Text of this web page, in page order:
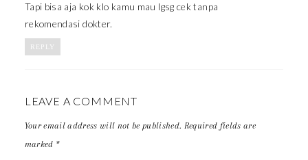
Tapi bisa aja kok klo kamu mau lgsg cek tanpa
rekomendasi dokter.
REPLY
LEAVE A COMMENT
Your email address will not be published. Required fields are
marked *